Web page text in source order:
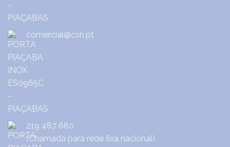
comercial@csh.pt
219 487 680
(Chamada para rede fixa nacional)